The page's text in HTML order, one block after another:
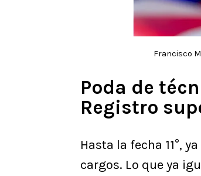
Francisco
Poda de
Registro
Hasta la fecha 11°,
cargos. Lo que ya